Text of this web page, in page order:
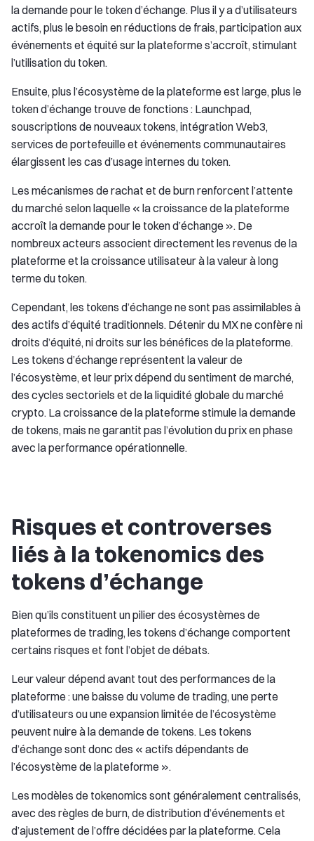
la demande pour le token d’échange. Plus il y a d’utilisateurs
actifs, plus le besoin en réductions de frais, participation aux
événements et équité sur la plateforme s’accroît, stimulant
l’utilisation du token.
Ensuite, plus l’écosystème de la plateforme est large, plus le
token d’échange trouve de fonctions : Launchpad,
souscriptions de nouveaux tokens, intégration Web3,
services de portefeuille et événements communautaires
élargissent les cas d’usage internes du token.
Les mécanismes de rachat et de burn renforcent l’attente
du marché selon laquelle « la croissance de la plateforme
accroît la demande pour le token d’échange ». De
nombreux acteurs associent directement les revenus de la
plateforme et la croissance utilisateur à la valeur à long
terme du token.
Cependant, les tokens d’échange ne sont pas assimilables à
des actifs d’équité traditionnels. Détenir du MX ne confère ni
droits d’équité, ni droits sur les bénéfices de la plateforme.
Les tokens d’échange représentent la valeur de
l’écosystème, et leur prix dépend du sentiment de marché,
des cycles sectoriels et de la liquidité globale du marché
crypto. La croissance de la plateforme stimule la demande
de tokens, mais ne garantit pas l’évolution du prix en phase
avec la performance opérationnelle.
Risques et controverses
liés à la tokenomics des
tokens d’échange
Bien qu’ils constituent un pilier des écosystèmes de
plateformes de trading, les tokens d’échange comportent
certains risques et font l’objet de débats.
Leur valeur dépend avant tout des performances de la
plateforme : une baisse du volume de trading, une perte
d’utilisateurs ou une expansion limitée de l’écosystème
peuvent nuire à la demande de tokens. Les tokens
d’échange sont donc des « actifs dépendants de
l’écosystème de la plateforme ».
Les modèles de tokenomics sont généralement centralisés,
avec des règles de burn, de distribution d’événements et
d’ajustement de l’offre décidées par la plateforme. Cela